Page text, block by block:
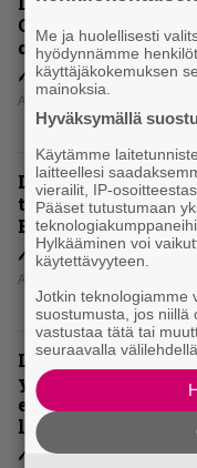
Old Gang -
onko se tosissaan
Aki Nuopponen
Levyarvio: Onko
täydellisintä
Beastia?
Aki Nuopponen
Levyarvio: Sabaton
yhdennellätoista
erittäin kaukana
Me ja huolellisesti
hyödynnämme
käyttäjäkokemuksen
mainoksia.
Hyväksymällä
Käytämme
laitteellesi
vierailit, IP-
Pääset tutustumaan
Hylkääminen voi
käytettävyyteen.
Jotkin teknologiamme
suostumusta, jos niillä
vastustaa tätä tai
seuraavalla välilehdellä.